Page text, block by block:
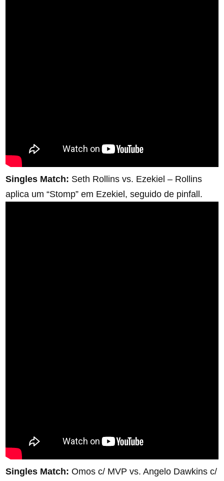
Singles Match: Seth Rollins vs. Ezekiel – Rollins
aplica um “Stomp” em Ezekiel, seguido de pinfall.
Singles Match:Omos c/ MVP vs. Angelo Dawkins c/